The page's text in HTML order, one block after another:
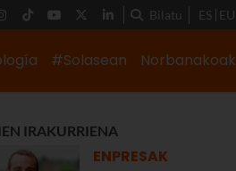
Bilatu ES EU
#Solasean Norbanakoak
IRAKURRIENA
ENPRESAK